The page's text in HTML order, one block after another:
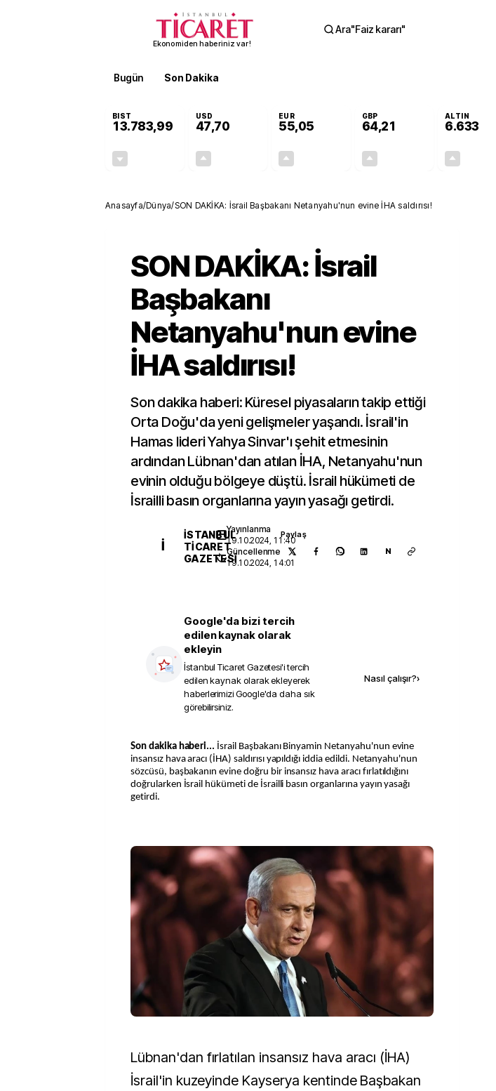
Ekonomiden haberiniz var!
Ara"Faiz kararı"
Bugün Son Dakika
BIST
13.783,99
USD
47,70
EUR
55,05
GBP
64,21
ALTIN
6.633
Anasayfa/Dünya/SON DAKİKA: İsrail Başbakanı Netanyahu'nun evine İHA saldırısı!
SON DAKİKA: İsrail
Başbakanı
Netanyahu'nun evine
İHA saldırısı!
Son dakika haberi: Küresel piyasaların takip ettiği
Orta Doğu'da yeni gelişmeler yaşandı. İsrail'in
Hamas lideri Yahya Sinvar'ı şehit etmesinin
ardından Lübnan'dan atılan İHA, Netanyahu'nun
evinin olduğu bölgeye düştü. İsrail hükümeti de
İsrailli basın organlarına yayın yasağı getirdi.
İ
İSTANBUL
TICARET
GAZETESI
Yayınlanma
19.10.2024, 11:40
Güncellenme
19.10.2024, 14:01
Paylaş
N
Google'da bizi tercih
edilen kaynak olarak
ekleyin
İstanbul Ticaret Gazetesi'i tercih
edilen kaynak olarak ekleyerek
haberlerimizi Google'da daha sık
görebilirsiniz.
Nasıl çalışır?›
Son dakika haberi... İsrail Başbakanı Binyamin Netanyahu'nun evine
insansız hava aracı (İHA) saldırısı yapıldığı iddia edildi. Netanyahu'nun
sözcüsü, başbakanın evine doğru bir insansız hava aracı fırlatıldığını
doğrularken İsrail hükümeti de İsrailli basın organlarına yayın yasağı
getirdi.
Lübnan'dan fırlatılan insansız hava aracı (İHA)
İsrail'in kuzeyinde Kayserya kentinde Başbakan